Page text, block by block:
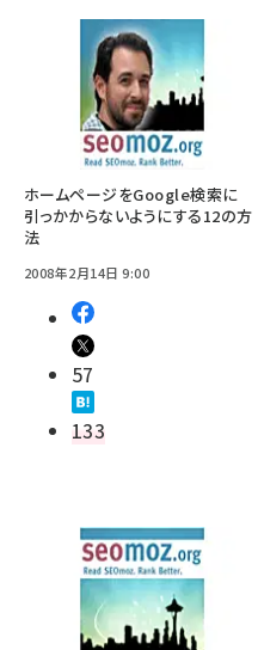
ホームページをGoogle検索に
引っかからないようにする12の方
法
2008年2月14日 9:00
57
133